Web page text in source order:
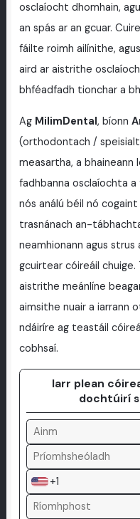
osclaíocht dhomhain,
an spás ar an gcuar.
fáilte roimh ailínithe,
aird ar aistrithe
bhféadfadh tionchar a
Ag MilimDental, bíonn
(orthodontach /
measartha, a
fadhbanna osclaíochta a
nós análú béil nó
trasnánach an-
neamhionann agus strus
gcuirtear cóireáil chuige.
aistrithe meánlíne
aimsithe nuair a iarrann
ndáiríre ag teastáil
cobhsaí.
Iarr plean
dochtúirí
+1